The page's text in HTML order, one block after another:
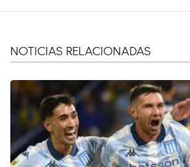
NOTICIAS RELACIONADAS